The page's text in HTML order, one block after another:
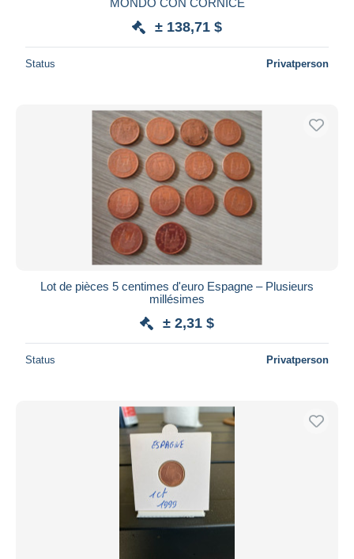
± 138,71 $
Status Privatperson
Lot de pièces 5 centimes d'euro Espagne – Plusieurs
millésimes
± 2,31 $
Status Privatperson